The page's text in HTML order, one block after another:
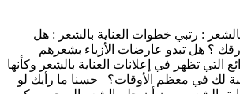
: رتبي خطوات العناية بالشعر : هل
؟ هل تبدو عارضات الأزياء بشعرهم
التي تظهر في إعلانات العناية بالشعر وكأنها
لك في معظم الأوقات؟ حسنا ما رأيك لو